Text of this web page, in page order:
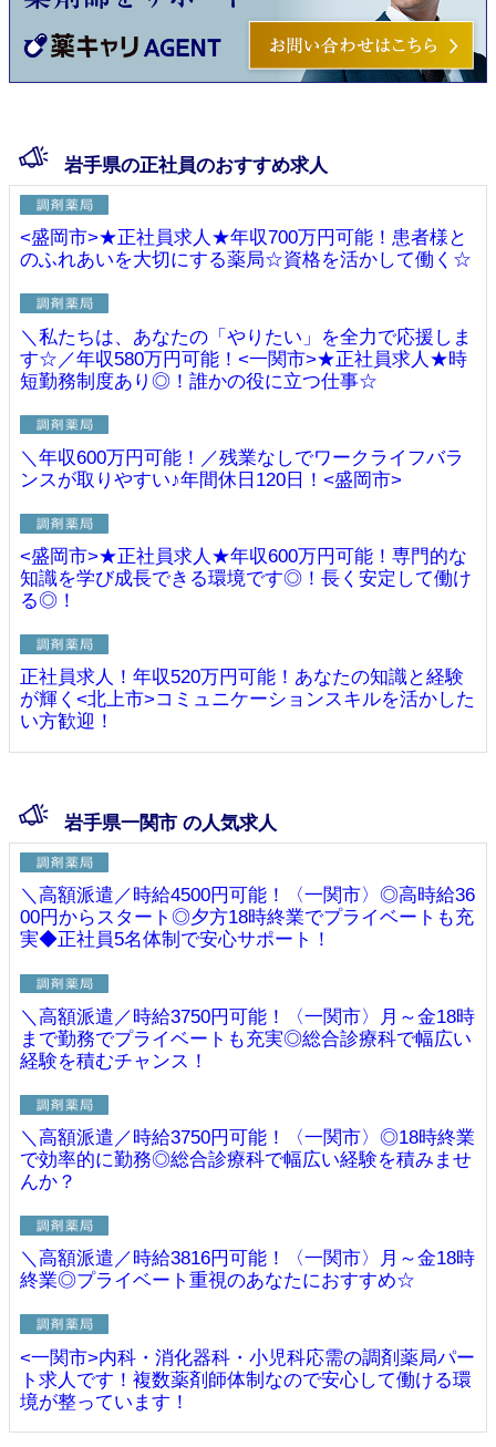
岩手県の正社員のおすすめ求人
<盛岡市>★正社員求人★年収700万円可能！患者様と
のふれあいを大切にする薬局☆資格を活かして働く☆
＼私たちは、あなたの「やりたい」を全力で応援しま
す☆／年収580万円可能！<一関市>★正社員求人★時
短勤務制度あり◎！誰かの役に立つ仕事☆
＼年収600万円可能！／残業なしでワークライフバラ
ンスが取りやすい♪年間休日120日！<盛岡市>
<盛岡市>★正社員求人★年収600万円可能！専門的な
知識を学び成長できる環境です◎！長く安定して働け
る◎！
正社員求人！年収520万円可能！あなたの知識と経験
が輝く<北上市>コミュニケーションスキルを活かした
い方歓迎！
岩手県一関市 の人気求人
＼高額派遣／時給4500円可能！〈一関市〉◎高時給36
00円からスタート◎夕方18時終業でプライベートも充
実◆正社員5名体制で安心サポート！
＼高額派遣／時給3750円可能！〈一関市〉月～金18時
まで勤務でプライベートも充実◎総合診療科で幅広い
経験を積むチャンス！
＼高額派遣／時給3750円可能！〈一関市〉◎18時終業
で効率的に勤務◎総合診療科で幅広い経験を積みませ
んか？
＼高額派遣／時給3816円可能！〈一関市〉月～金18時
終業◎プライベート重視のあなたにおすすめ☆
<一関市>内科・消化器科・小児科応需の調剤薬局パー
ト求人です！複数薬剤師体制なので安心して働ける環
境が整っています！